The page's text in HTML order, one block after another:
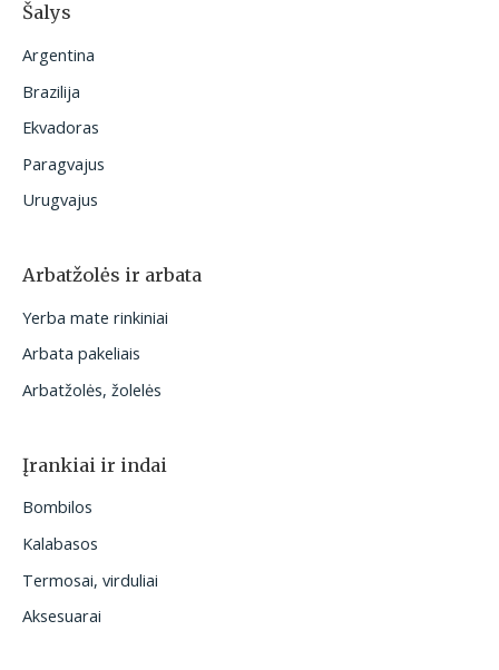
Šalys
Argentina
Brazilija
Ekvadoras
Paragvajus
Urugvajus
Arbatžolės ir arbata
Yerba mate rinkiniai
Arbata pakeliais
Arbatžolės, žolelės
Įrankiai ir indai
Bombilos
Kalabasos
Termosai, virduliai
Aksesuarai